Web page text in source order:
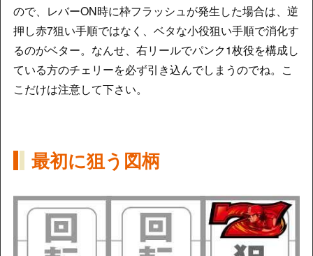
ので、レバーON時に枠フラッシュが発生した場合は、逆
押し赤7狙い手順ではなく、ベタな小役狙い手順で消化す
るのがベター。なんせ、右リールでパンク1枚役を構成し
ている方のチェリーを必ず引き込んでしまうのでね。こ
こだけは注意して下さい。
最初に狙う図柄